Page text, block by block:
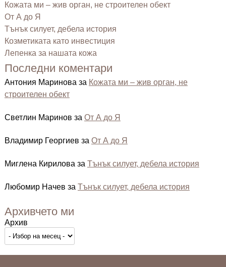
Кожата ми – жив орган, не строителен обект
От А до Я
Тънък силует, дебела история
Козметиката като инвестиция
Лепенка за нашата кожа
Последни коментари
Антония Маринова за Кожата ми – жив орган, не
строителен обект
Светлин Маринов за От А до Я
Владимир Георгиев за От А до Я
Миглена Кирилова за Тънък силует, дебела история
Любомир Начев за Тънък силует, дебела история
Архивчето ми
Архив